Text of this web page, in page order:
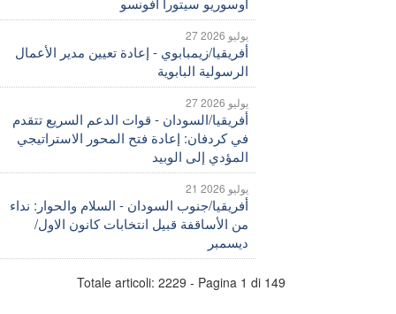
27 يوليو 2026
أفريقيا/زيمبابوي - إعادة تعيين مدير الأعمال
الرسولية البابوية
27 يوليو 2026
أفريقيا/السودان - قوات الدعم السريع تتقدم
في كردفان: إعادة فتح المحور الاستراتيجي
المؤدي إلى الوبيد
21 يوليو 2026
أفريقيا/جنوب السودان - السلام والحوار: نداء
من الأساقفة قبيل انتخابات كانون الاول/
ديسمبر
Totale articoli: 2229 - Pagina 1 di 149